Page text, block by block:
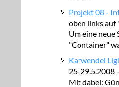
Projekt 08 -
oben links auf
Um eine neue
"Container"
Karwendel
25-29.5.2008
Mit dabei: